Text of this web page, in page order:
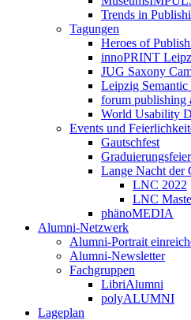
Trends in
Tagungen
Heroes of
innoPRINT
JUG Saxony
Leipzig Semantic
forum publishing
World Usability
Events und
Gautschfest
Graduierungsfeier
Lange Nacht der
LNC 2022
LNC
phänoMEDIA
Alumni-Netzwerk
Alumni-Portrait
Alumni-Newsletter
Fachgruppen
LibriAlumni
polyALUMNI
Lageplan